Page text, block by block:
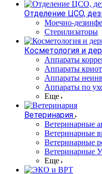
Отделение ЦСО,
Моечно-
Стерилизаторы
Косметология и
Аппараты
Аппараты
Аппараты
Аппараты по
Еще
Ветеринария
Ветеринарные
Ветеринарные
Ветеринарные
Ветеринарные
Еще